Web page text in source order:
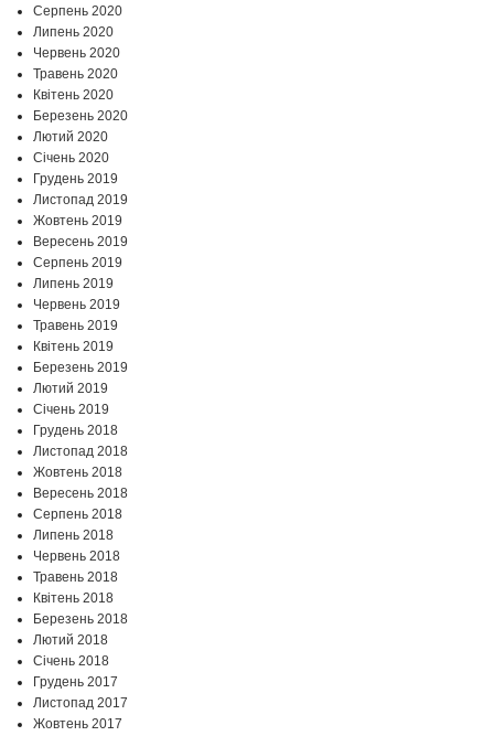
Серпень 2020
Липень 2020
Червень 2020
Травень 2020
Квітень 2020
Березень 2020
Лютий 2020
Січень 2020
Грудень 2019
Листопад 2019
Жовтень 2019
Вересень 2019
Серпень 2019
Липень 2019
Червень 2019
Травень 2019
Квітень 2019
Березень 2019
Лютий 2019
Січень 2019
Грудень 2018
Листопад 2018
Жовтень 2018
Вересень 2018
Серпень 2018
Липень 2018
Червень 2018
Травень 2018
Квітень 2018
Березень 2018
Лютий 2018
Січень 2018
Грудень 2017
Листопад 2017
Жовтень 2017